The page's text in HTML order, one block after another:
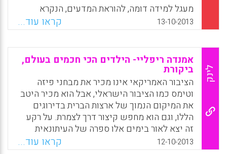
מעגל למידה דומה, להוראת המדעים, הנקרא
FERA: Reflect, Apply Focus, Explore,
WhatsApp
Facebook
Email
X
13-10-2013 קראו עוד...
לינק
אמנדה ריפליי- הילדים הכי חכמים בעולם,
ביקורת
הציבור האמריקאי אינו מכיר את מבחני פיזה
וטימס כמו הציבור הישראלי, אבל הוא מכיר היטב
את המיקום הנמוך של ארצות הברית בדירוגים
הללו, וגם הוא מחפש קיצור דרך לצמרת. על רקע
זה יצא לאור בימים אלו ספרה של העיתונאית
אמנדה ריפליי "הילדים הכי חכמים בעולם".הספר
12-10-2013 קראו עוד...